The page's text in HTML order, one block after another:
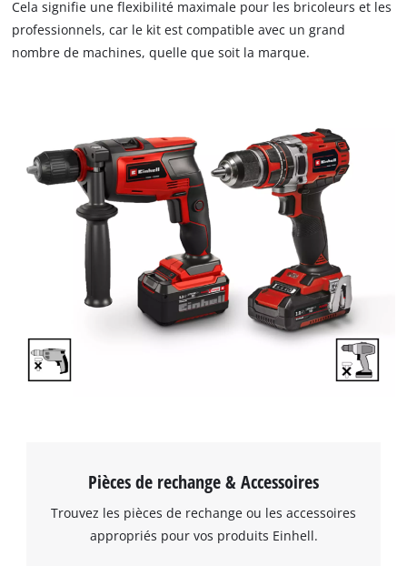
Cela signifie une flexibilité maximale pour les bricoleurs et les
professionnels, car le kit est compatible avec un grand
nombre de machines, quelle que soit la marque.
Pièces de rechange & Accessoires
Trouvez les pièces de rechange ou les accessoires
appropriés pour vos produits Einhell.